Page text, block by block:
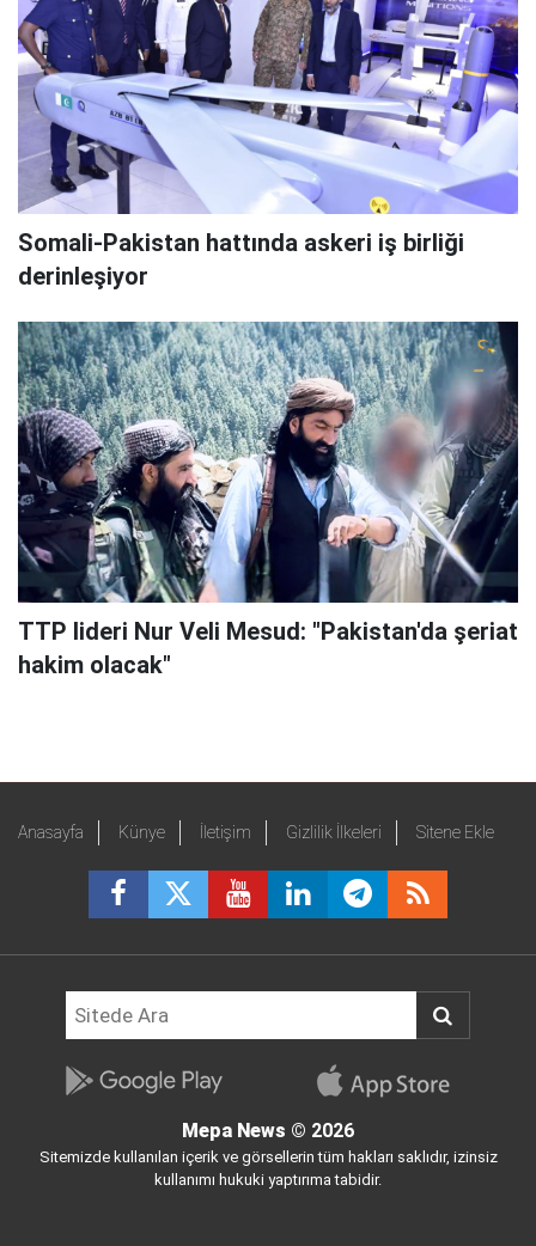
Somali-Pakistan hattında askeri iş birliği
derinleşiyor
TTP lideri Nur Veli Mesud: "Pakistan'da şeriat
hakim olacak"
Anasayfa Künye İletişim Gizlilik İlkeleri Sitene Ekle
Mepa News © 2026
Sitemizde kullanılan içerik ve görsellerin tüm hakları saklıdır, izinsiz
kullanımı hukuki yaptırıma tabidir.